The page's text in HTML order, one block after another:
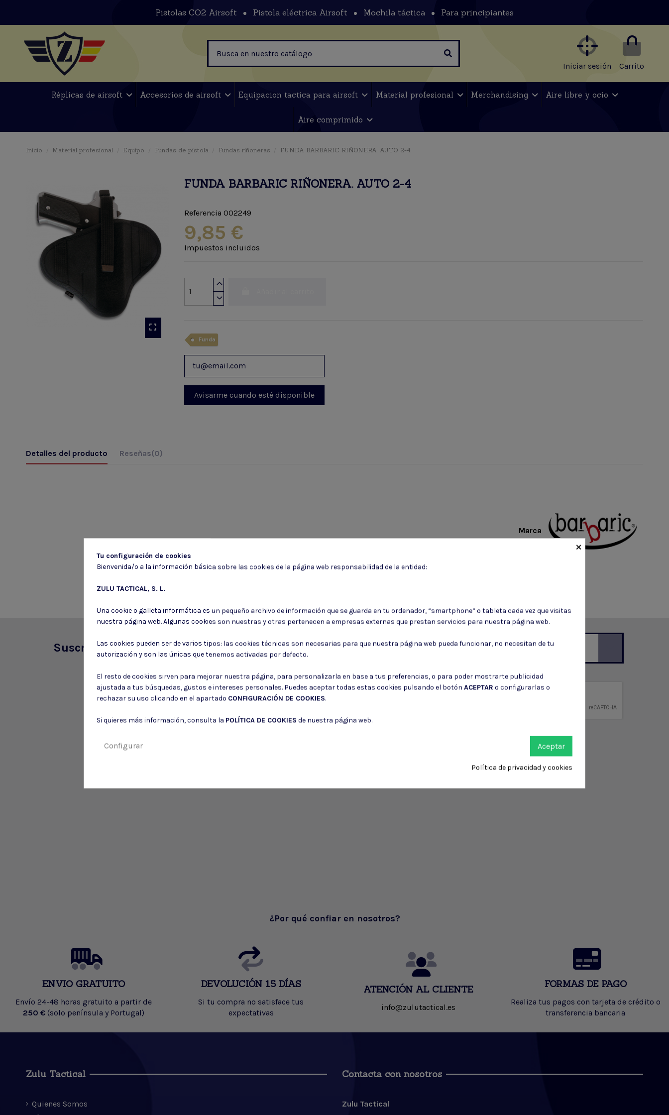
Pistolas CO2 Airsoft Pistola eléctrica Airsoft Mochila táctica Para principiantes
Iniciar sesión Carrito
Réplicas de airsoft Accesorios de airsoft Equipacion tactica para airsoft Material profesional Merchandising Aire libre y ocio
Aire comprimido
Inicio Material profesional Equipo Fundas de pistola Fundas riñoneras FUNDA BARBARIC RIÑONERA. AUTO 2-4
FUNDA BARBARIC RIÑONERA. AUTO 2-4
Referencia 002249
9,85 €
Impuestos incluidos
Funda
Detalles del producto Reseñas(0)
Marca
Suscríbete a nuestro boletín
Consiento el uso de mis datos para los fines indicados en la
¿Por qué confiar en nosotros?
ENVIO GRATUITO
Envío 24-48 horas gratuito a partir de
250 € (solo península y Portugal)
DEVOLUCIÓN 15 DÍAS
Si tu compra no satisface tus
expectativas
ATENCIÓN AL CLIENTE
info@zulutactical.es
FORMAS DE PAGO
Realiza tus pagos con tarjeta de crédito o
transferencia bancaria
Zulu Tactical
Quienes Somos
Contacta con nosotros
Zulu Tactical
×
Tu configuración de cookies
Bienvenida/o a la información básica sobre las cookies de la página web responsabilidad de la entidad:
ZULU TACTICAL, S. L.
Una cookie o galleta informática es un pequeño archivo de información que se guarda en tu ordenador, “smartphone” o tableta cada vez que visitas
nuestra página web. Algunas cookies son nuestras y otras pertenecen a empresas externas que prestan servicios para nuestra página web.
Las cookies pueden ser de varios tipos: las cookies técnicas son necesarias para que nuestra página web pueda funcionar, no necesitan de tu
autorización y son las únicas que tenemos activadas por defecto.
El resto de cookies sirven para mejorar nuestra página, para personalizarla en base a tus preferencias, o para poder mostrarte publicidad
ajustada a tus búsquedas, gustos e intereses personales. Puedes aceptar todas estas cookies pulsando el botón ACEPTAR o configurarlas o
rechazar su uso clicando en el apartado CONFIGURACIÓN DE COOKIES.
Si quieres más información, consulta la POLÍTICA DE COOKIES de nuestra página web.
Aceptar
Configurar
Política de privacidad y cookies